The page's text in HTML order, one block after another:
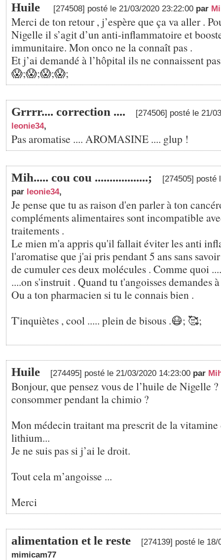
Huile [274508] posté le 21/03/2020 23:22:00 par
Merci de ton retour , j’espère que ça va aller .
Nigelle il s’agit d’un anti-inflammatoire et
immunitaire. Mon onco ne la connaît pas .
Et j’ai demandé à l’hôpital ils ne connaissent
😱;😱;😱;😱;
Grrrr.... correction ....
[274506] posté le 21/
leonie34,
Pas aromatise .... AROMASINE .... glup !
Mih..... cou cou ..................;
[274505] posté
par leonie34,
Je pense que tu as raison d'en parler à ton
compléments alimentaires sont incompatible
traitements .
Le mien m'a appris qu'il fallait éviter les anti
l'aromatise que j'ai pris pendant 5 ans sans
de cumuler ces deux molécules . Comme quoi
....on s'instruit . Quand tu t'angoisses demandes
Ou a ton pharmacien si tu le connais bien .
T'inquiètes , cool ..... plein de bisous .😷; 🥰;
Huile [274495] posté le 21/03/2020 14:23:00 par
Bonjour, que pensez vous de l’huile de Nigelle
consommer pendant la chimio ?
Mon médecin traitant ma prescrit de la vitamine
lithium...
Je ne suis pas si j’ai le droit.
Tout cela m’angoisse ...
Merci
alimentation et le reste
[274139] posté le
mimicam77